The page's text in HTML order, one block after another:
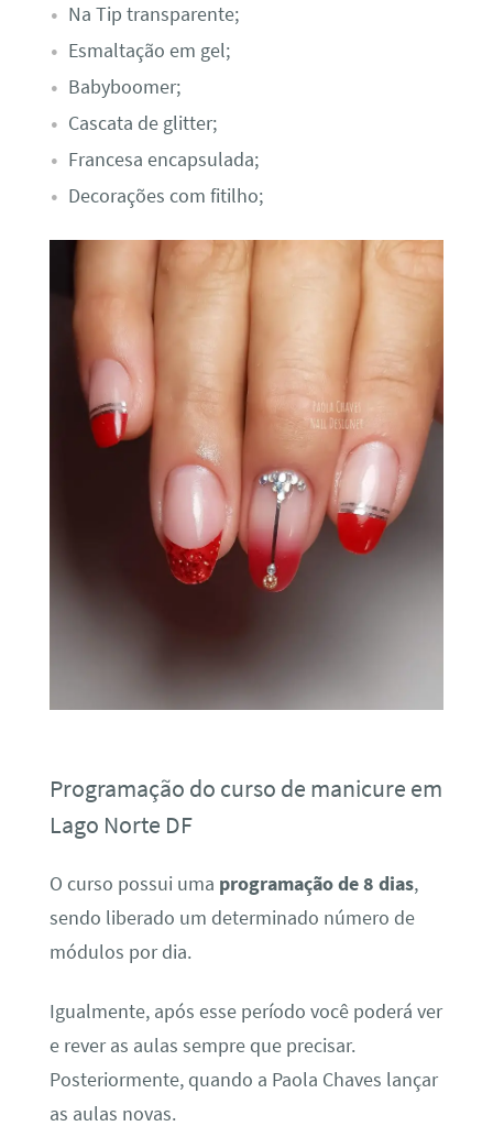
Na Tip transparente;
Esmaltação em gel;
Babyboomer;
Cascata de glitter;
Francesa encapsulada;
Decorações com fitilho;
Programação do curso de manicure em
Lago Norte DF
O curso possui uma programação de 8 dias,
sendo liberado um determinado número de
módulos por dia.
Igualmente, após esse período você poderá ver
e rever as aulas sempre que precisar.
Posteriormente, quando a Paola Chaves lançar
as aulas novas.